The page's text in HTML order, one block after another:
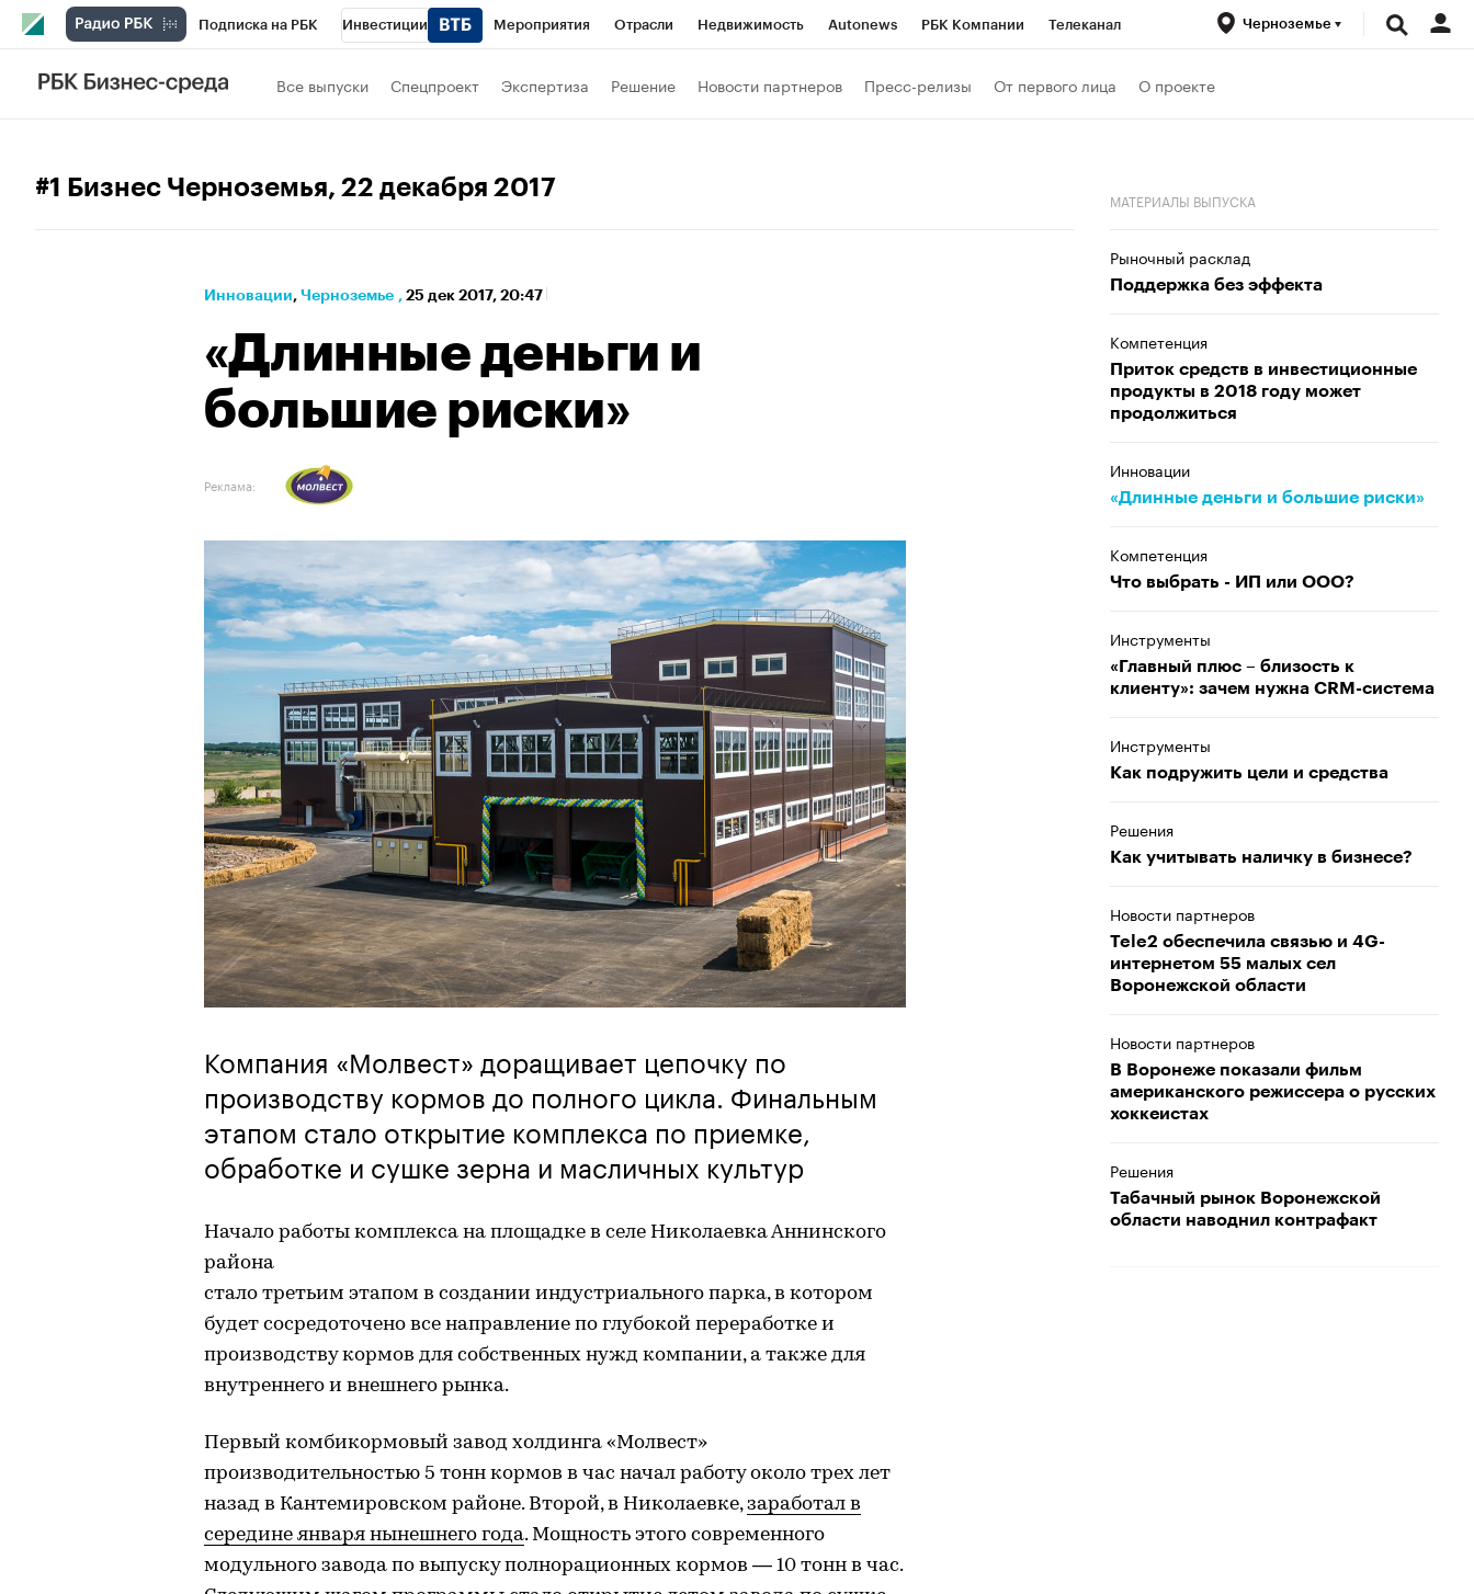
Подписка на РБК Инвестиции Мероприятия Отрасли Недвижимость Autonews РБК Компании Телеканал
РБК Вино
Черноземье
Все выпуски Спецпроект Экспертиза Решение Новости партнеров Пресс-релизы От первого лица О проекте
#1 Бизнес Черноземья, 22 декабря 2017
Инновации⁠, Черноземье , 25 дек 2017, 20:47
«Длинные деньги и
большие риски»
Реклама:
Компания «Молвест» доращивает цепочку по
производству кормов до полного цикла. Финальным
этапом стало открытие комплекса по приемке,
обработке и сушке зерна и масличных культур
Начало работы комплекса на площадке в селе Николаевка Аннинского
района
стало третьим этапом в создании индустриального парка, в котором
будет сосредоточено все направление по глубокой переработке и
производству кормов для собственных нужд компании, а также для
внутреннего и внешнего рынка.
Первый комбикормовый завод холдинга «Молвест»
производительностью 5 тонн кормов в час начал работу около трех лет
назад в Кантемировском районе. Второй, в Николаевке,заработал в
середине января нынешнего года. Мощность этого современного
модульного завода по выпуску полнорационных кормов — 10 тонн в час.
МАТЕРИАЛЫ ВЫПУСКА
Рыночный расклад
Поддержка без эффекта
Компетенция
Приток средств в инвестиционные
продукты в 2018 году может
продолжиться
Инновации
«Длинные деньги и большие риски»
Компетенция
Что выбрать - ИП или ООО?
Инструменты
«Главный плюс – близость к
клиенту»: зачем нужна CRM-система
Инструменты
Как подружить цели и средства
Решения
Как учитывать наличку в бизнесе?
Новости партнеров
Tele2 обеспечила связью и 4G-
интернетом 55 малых сел
Воронежской области
Новости партнеров
В Воронеже показали фильм
американского режиссера о русских
хоккеистах
Решения
Табачный рынок Воронежской
области наводнил контрафакт